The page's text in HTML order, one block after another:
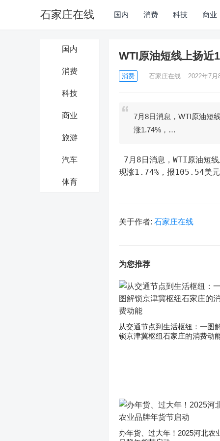
石家庄在线 国内 消费 科技 商业
国内
消费
科技
商业
旅游
汽车
体育
WTI原油短线上扬近
消费 石家庄在线 2022年7月
7月8日消息，WTI原油短
涨1.74%，…
现涨1.74%，报105.54美元
关于作者: 石家庄在线
为您推荐
从交通节点到生活枢纽：一图
锁京津冀枢纽石家庄的消费动
办年货、过大年！2025河北农